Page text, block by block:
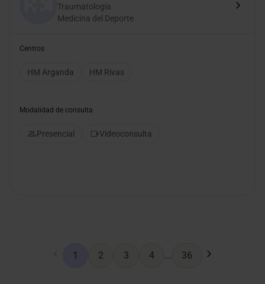
Traumatología
Medicina del Deporte
Centros
HM Arganda HM Rivas
Modalidad de consulta
Presencial Videoconsulta
1 2 3 4 ... 36